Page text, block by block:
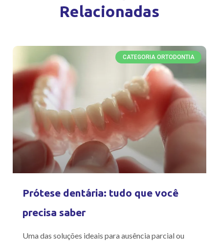
Relacionadas
CATEGORIA ORTODONTIA
Prótese dentária: tudo que você
precisa saber
Uma das soluções ideais para ausência parcial ou